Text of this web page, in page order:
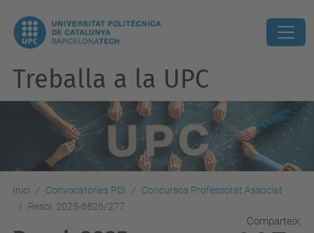
Treballa a la UPC
Inici Convocatòries PDI
Concursos Professorat Associat
Resol. 2025-6826/277
Comparteix: